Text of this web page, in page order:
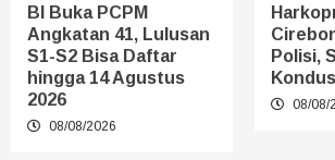
BI Buka PCPM
Angkatan 41, Lulusan
S1-S2 Bisa Daftar
hingga 14 Agustus
2026
08/08/2026
Polisi,
08/08/